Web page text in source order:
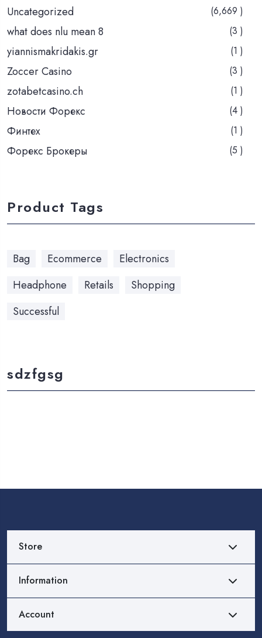
Uncategorized (6,669 )
what does nlu mean 8 (3 )
yiannismakridakis.gr (1 )
Zoccer Casino (3 )
zotabetcasino.ch (1 )
Новости Форекс (4 )
Финтех (1 )
Форекс Брокеры (5 )
Product Tags
Bag Ecommerce
Electronics
Headphone
Retails
Shopping
Successful
sdzfgsg
Store
Information
Account